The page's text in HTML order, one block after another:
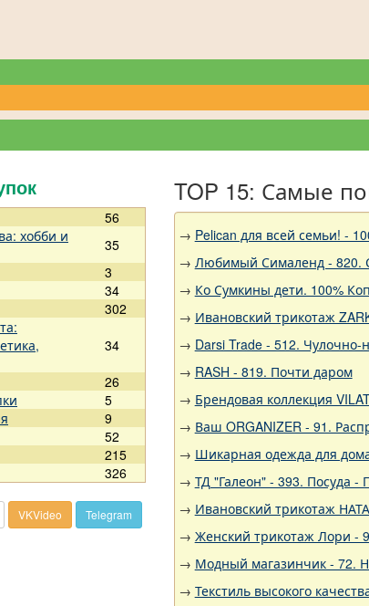
56
хобби и
35
3
34
302
34
26
5
9
52
215
326
VKVideo Telegram
TOP 15: Самые
→ Pelican для всей семьи! -
→ Любимый Сималенд - 820.
→ Ко Сумкины дети. 100%
→ Ивановский трикотаж
→ Darsi Trade - 512. Чулочно-
→ RASH - 819. Почти даром
→ Брендовая коллекция
→ Ваш ORGANIZER - 91.
→ Шикарная одежда для
→ ТД "Галеон" - 393. Посуда -
→ Ивановский трикотаж
→ Женский трикотаж Лори -
→ Модный магазинчик - 72.
→ Текстиль высокого